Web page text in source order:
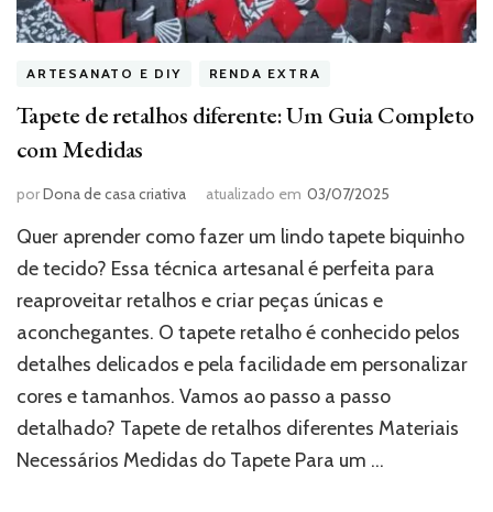
ARTESANATO E DIY RENDA EXTRA
Tapete de retalhos diferente: Um Guia Completo
com Medidas
porDona de casa criativa atualizado em 03/07/2025
Quer aprender como fazer um lindo tapete biquinho
de tecido? Essa técnica artesanal é perfeita para
reaproveitar retalhos e criar peças únicas e
aconchegantes. O tapete retalho é conhecido pelos
detalhes delicados e pela facilidade em personalizar
cores e tamanhos. Vamos ao passo a passo
detalhado? Tapete de retalhos diferentes Materiais
Necessários Medidas do Tapete Para um …